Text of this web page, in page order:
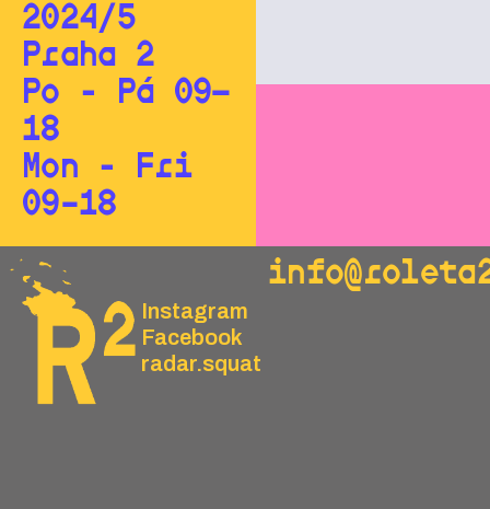
2024/5
Praha 2
Po - Pá 09—
18
Mon - Fri
09–18
Instagram
Facebook
radar.squat